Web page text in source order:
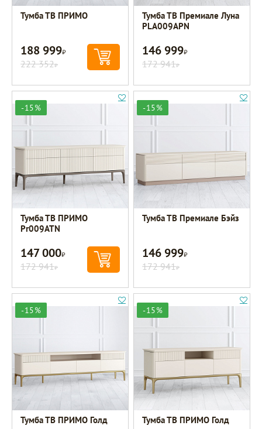
Тумба ТВ ПРИМО
188 999Р
222 352Р
Тумба ТВ Премиале Луна
PLA009APN
146 999Р
172 941Р
-15%
Тумба ТВ ПРИМО
Pr009ATN
147 000Р
172 941Р
-15%
Тумба ТВ Премиале Бэйз
146 999Р
172 941Р
-15%
Тумба ТВ ПРИМО Голд
-15%
Тумба ТВ ПРИМО Голд